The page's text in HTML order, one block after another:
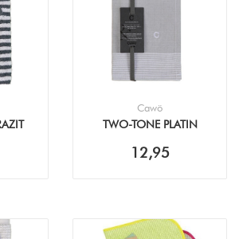
Cawö
TWO-TONE PLATIN
12,95